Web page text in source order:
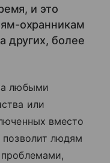
и это
охранникам
других, более
любыми
или
вместо
позволит людям